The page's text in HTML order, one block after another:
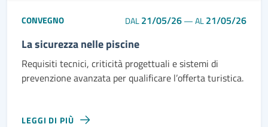
CONVEGNO DAL21/05/26—AL21/05/26
La sicurezza nelle piscine
Requisiti tecnici, criticità progettuali e sistemi di
prevenzione avanzata per qualificare l’offerta turistica.
LEGGI DI PIÙ